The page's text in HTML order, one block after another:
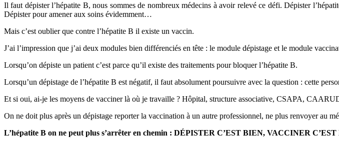
Il faut dépister l’hépatite B, nous sommes de nombreux médecins à avoir relevé ce défi. Dépister
Dépister pour amener aux soins évidemment…
Mais c’est oublier que contre l’hépatite B il existe un vaccin.
J’ai l’impression que j’ai deux modules bien différenciés en tête : le module dépistage et le module
Lorsqu’on dépiste un patient c’est parce qu’il existe des traitements pour bloquer l’hépatite B.
Lorsqu’un dépistage de l’hépatite B est négatif, il faut absolument poursuivre avec la question : cette
Et si oui, ai-je les moyens de vacciner là où je travaille ? Hôpital, structure associative, CSAPA,
On ne doit plus après un dépistage reporter la vaccination à un autre professionnel, ne plus renvoyer au
L’hépatite B on ne peut plus s’arrêter en chemin : DÉPISTER C’EST BIEN, VACCINER